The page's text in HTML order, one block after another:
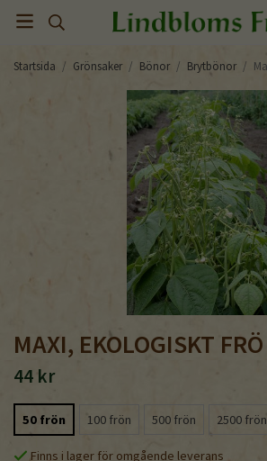
Startsida / Grönsaker / Bönor / Brytbönor /
MAXI, EKOLOGISKT FRÖ
44 kr
50 frön 100 frön 500 frön 2500 frön
Finns i lager för omgående leverans